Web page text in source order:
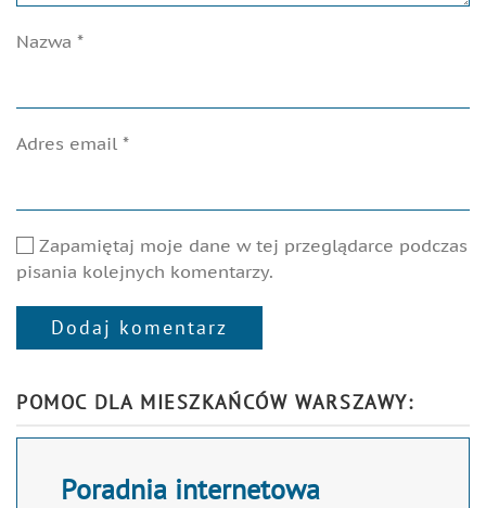
Nazwa *
Adres email *
Zapamiętaj moje dane w tej przeglądarce podczas
pisania kolejnych komentarzy.
Dodaj komentarz
POMOC DLA MIESZKAŃCÓW WARSZAWY:
Poradnia internetowa